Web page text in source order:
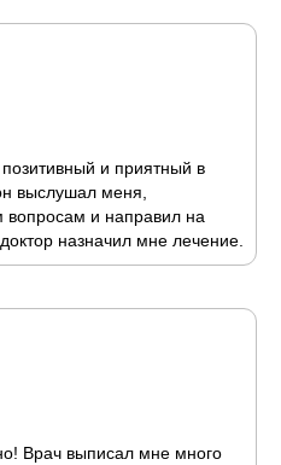
и приятный в
выслушал меня,
вопросам и направил на
назначил мне лечение.
Врач выписал мне много